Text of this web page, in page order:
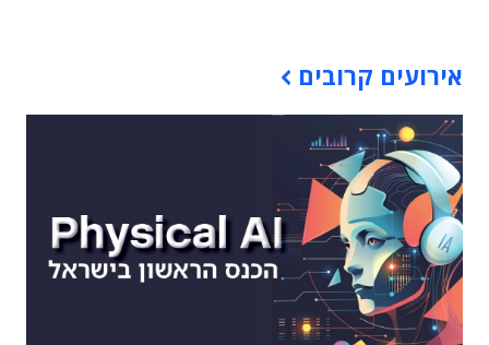
אירועים קרובים